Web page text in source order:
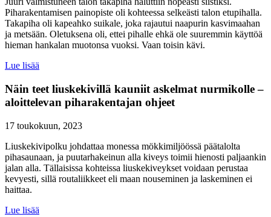
Piharakentamisen painopiste oli kohteessa selkeästi talon etupihalla.
Takapiha oli kapeahko suikale, joka rajautui naapurin kasvimaahan
ja metsään. Oletuksena oli, ettei pihalle ehkä ole suuremmin käyttöä
hieman hankalan muotonsa vuoksi. Vaan toisin kävi.
Lue lisää
Näin teet liuskekivillä kauniit askelmat nurmikolle –
aloittelevan piharakentajan ohjeet
17 toukokuun, 2023
Liuskekivipolku johdattaa monessa mökkimiljöössä päätalolta
pihasaunaan, ja puutarhakeinun alla kiveys toimii hienosti paljaankin
jalan alla. Tällaisissa kohteissa liuskekiveykset voidaan perustaa
kevyesti, sillä routaliikkeet eli maan nouseminen ja laskeminen ei
haittaa.
Lue lisää